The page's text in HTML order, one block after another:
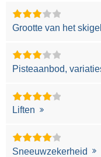
Grootte van het
Pisteaanbod,
Liften
Sneeuwzekerheid